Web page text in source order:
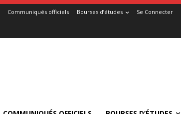
Communiqués officiels Bourses d’études Se Connecter